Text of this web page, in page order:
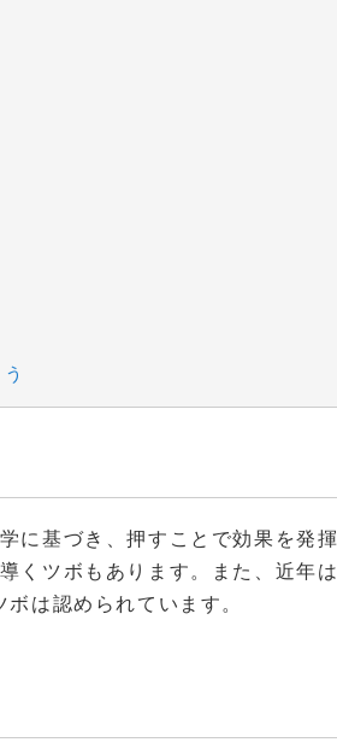
に基づき、押すことで効果を発揮
くツボもあります。また、近年は
は認められています。